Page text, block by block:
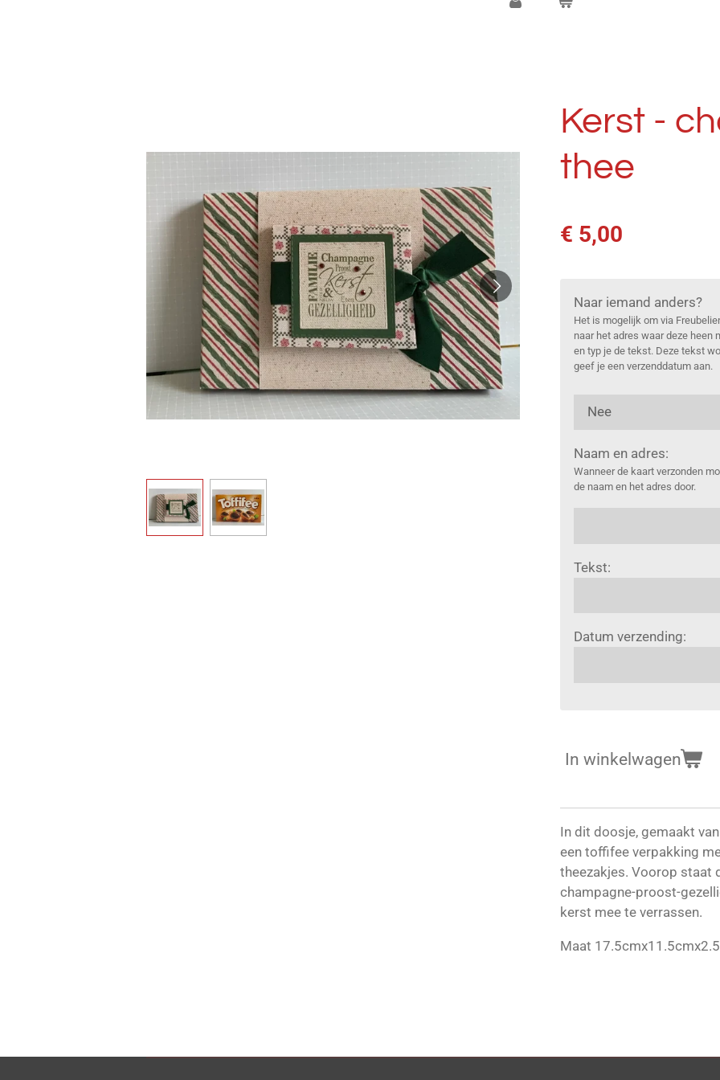
Kerst -
thee
€ 5,00
Naar iemand anders?
Het is mogelijk om via
naar het adres waar deze heen
en typ je de tekst. Deze tekst
geef je een verzenddatum aan.
Naam en adres:
Wanneer de kaart verzonden
de naam en het adres door.
Tekst:
Datum verzending:
In winkelwagen
In dit doosje, gemaakt
een toffifee verpakking
theezakjes. Voorop staat
champagne-proost-
kerst mee te verrassen.
Maat